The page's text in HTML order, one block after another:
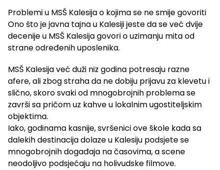
Problemi u MSŠ Kalesija o kojima se ne smije govoriti
Ono što je javna tajna u Kalesiji jeste da se već dvije
decenije u MSŠ Kalesija govori o uzimanju mita od
strane određenih uposlenika.
MSŠ Kalesija već duži niz godina potresaju razne
afere, ali zbog straha da ne dobiju prijavu za klevetu i
slično, skoro svaki od mnogobrojnih problema se
završi sa pričom uz kahve u lokalnim ugostiteljskim
objektima.
Iako, godinama kasnije, svršenici ove škole kada sa
dalekih destinacija dolaze u Kalesiju podsjete se
mnogobrojnih događaja na časovima, a scene
neodoljivo podsjećaju na holivudske filmove.